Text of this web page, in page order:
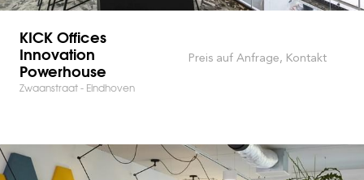
KICK Offices
Innovation
Powerhouse
Zwaanstraat - Eindhoven
Preis auf Anfrage, Kontakt